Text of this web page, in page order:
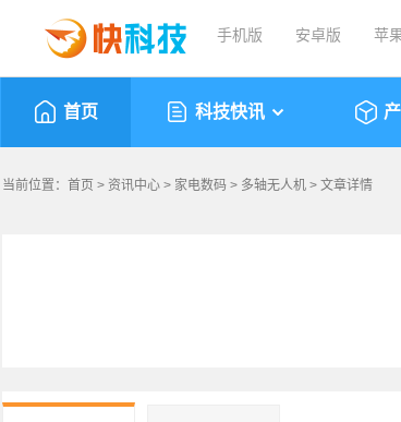
手机版 安卓版 苹
首页 科技快讯
当前位置： 首页 > 资讯中心 > 家电数码 > 多轴无人机 > 文章详情